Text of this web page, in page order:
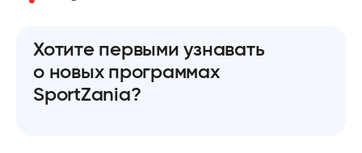
Хотите первыми узнавать
о новых программах
SportZania?